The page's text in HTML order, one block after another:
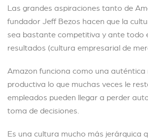
Las grandes aspiraciones tanto de
fundador Jeff Bezos hacen que la
sea bastante competitiva y ante todo
resultados (cultura empresarial de
Amazon funciona como una auténtica
productiva lo que muchas veces le
empleados pueden llegar a perder
toma de decisiones.
Es una cultura mucho más jerárquica